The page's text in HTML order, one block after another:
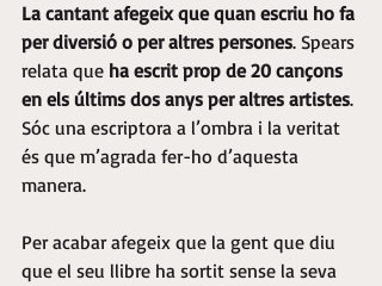
La cantant afegeix que quan escriu ho fa
per diversió o per altres persones. Spears
relata que ha escrit prop de 20 cançons
en els últims dos anys per altres artistes.
Sóc una escriptora a l’ombra i la veritat
és que m’agrada fer-ho d’aquesta
manera.
Per acabar afegeix que la gent que diu
que el seu llibre ha sortit sense la seva